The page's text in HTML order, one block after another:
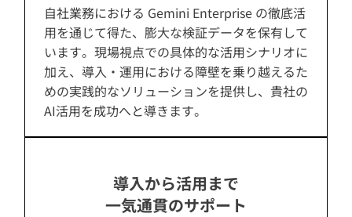
自社業務における Gemini Enterprise の徹底活
用を通じて得た、膨大な検証データを保有して
います。現場視点での具体的な活用シナリオに
加え、導入・運用における障壁を乗り越えるた
めの実践的なソリューションを提供し、貴社の
AI活用を成功へと導きます。
導入から活用まで
一気通貫のサポート